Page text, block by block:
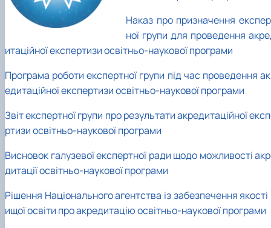
Наказ про призначення
ної групи для проведення
итаційної експертизи освітньо-наукової програми
Програма роботи експертної групи під час проведення
едитаційної експертизи освітньо-наукової програми
Звіт експертної групи про результати акредитаційної
ртизи освітньо-наукової програми
Висновок галузевої експертної ради щодо можливості
дитації освітньо-наукової програми
Рішення Національного агентства із забезпечення якості
ищої освіти про акредитацію освітньо-наукової програми